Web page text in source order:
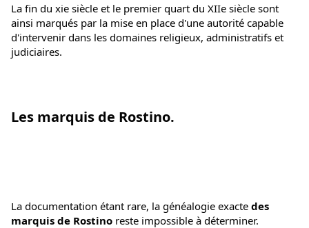
La fin du xie siècle et le premier quart du XIIe siècle sont
ainsi marqués par la mise en place d'une autorité capable
d'intervenir dans les domaines religieux, administratifs et
judiciaires.
Les marquis de Rostino.
La documentation étant rare, la généalogie exacte des
marquis de Rostino reste impossible à déterminer.